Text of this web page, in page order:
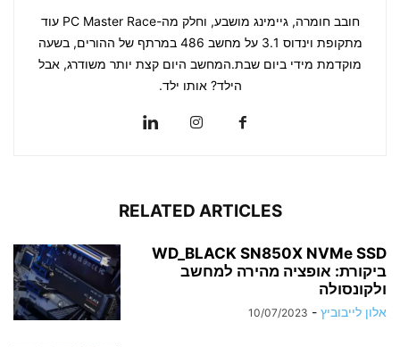
חובב חומרה, גיימינג מושבע, וחלק מה-PC Master Race עוד
מתקופת וינדוס 3.1 על מחשב 486 במרתף של ההורים, בשעה
מוקדמת מידי ביום שבת.המחשב היום קצת יותר משודרג, אבל
הילד? אותו ילד.
RELATED ARTICLES
WD_BLACK SN850X NVMe SSD
ביקורת: אופציה מהירה למחשב
ולקונסולה
אלון לייבוביץ -
10/07/2023